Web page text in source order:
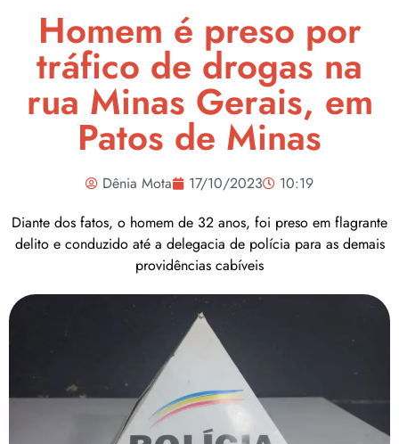
Homem é preso por
tráfico de drogas na
rua Minas Gerais, em
Patos de Minas
Dênia Mota 17/10/2023
10:19
Diante dos fatos, o homem de 32 anos, foi preso em flagrante
delito e conduzido até a delegacia de polícia para as demais
providências cabíveis